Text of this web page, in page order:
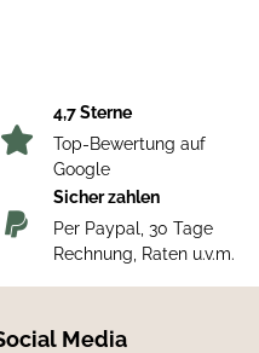
4,7 Sterne
Top-Bewertung auf
Google
Sicher zahlen
Per Paypal, 30 Tage
Rechnung, Raten u.v.m.
Media